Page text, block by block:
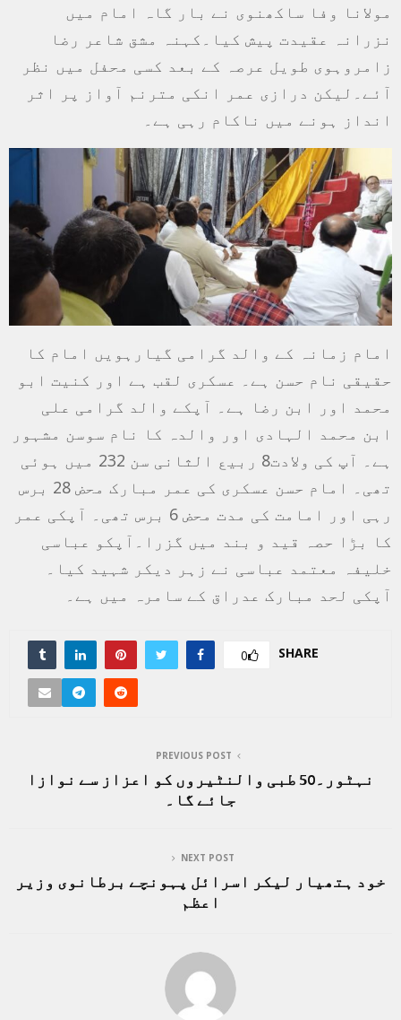
مولانا وفا ساکھنوی نے بار گاہ امام میں
نزرانہ عقیدت پیش کیا۔کہنہ مشق شاعر رضا
زامروہوی طویل عرصہ کے بعد کسی محفل میں نظر
آئے۔لیکن درازی عمر انکی مترنم آواز پر اثر
انداز ہونے میں ناکام رہی ہے۔
امام زمانہ کے والد گرامی گیارہویں امام کا
حقیقی نام حسن ہے۔ عسکری لقب ہے اور کنیت ابو
محمد اور ابن رضا ہے۔ آپکے والد گرامی علی
ابن محمد الہادی اور والدہ کا نام سوسن مشہور
ہے۔ آپ کی ولادت8 ربیع الثانی سن 232 میں ہوئی
تھی۔ امام حسن عسکری کی عمر مبارک محض 28 برس
رہی اور امامت کی مدت محض 6 برس تھی۔ آپکی عمر
کا بڑا حصہ قید و بند میں گزرا۔آپکو عباسی
خلیفہ معتمد عباسی نے زہر دیکر شہید کیا۔
آپکی لحد مبارک عدراق کے سامرہ میں ہے۔
SHARE
0
PREVIOUS POST
نہٹور۔50 طبی والنٹیروں کو اعزاز سے نوازا
جائے گا۔
NEXT POST
خود ہتھیار لیکر اسرائل پہونچے برطانوی وزیر
اعظم